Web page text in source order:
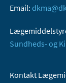
Email:
Sundheds- og
Kontakt